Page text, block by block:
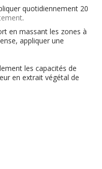
quotidiennement 20
.
en massant les zones à
appliquer une
les capacités de
en extrait végétal de